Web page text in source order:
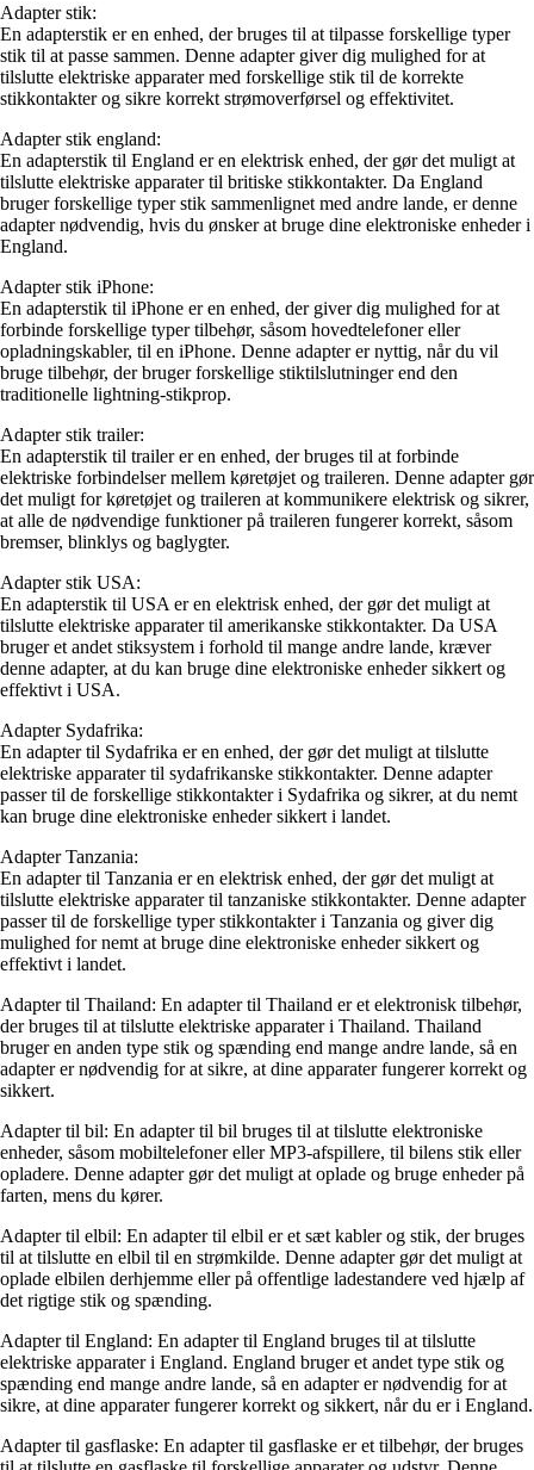
Adapter stik:
En adapterstik er en enhed, der bruges til at tilpasse forskellige typer
stik til at passe sammen. Denne adapter giver dig mulighed for at
tilslutte elektriske apparater med forskellige stik til de korrekte
stikkontakter og sikre korrekt strømoverførsel og effektivitet.
Adapter stik england:
En adapterstik til England er en elektrisk enhed, der gør det muligt at
tilslutte elektriske apparater til britiske stikkontakter. Da England
bruger forskellige typer stik sammenlignet med andre lande, er denne
adapter nødvendig, hvis du ønsker at bruge dine elektroniske enheder i
England.
Adapter stik iPhone:
En adapterstik til iPhone er en enhed, der giver dig mulighed for at
forbinde forskellige typer tilbehør, såsom hovedtelefoner eller
opladningskabler, til en iPhone. Denne adapter er nyttig, når du vil
bruge tilbehør, der bruger forskellige stiktilslutninger end den
traditionelle lightning-stikprop.
Adapter stik trailer:
En adapterstik til trailer er en enhed, der bruges til at forbinde
elektriske forbindelser mellem køretøjet og traileren. Denne adapter gør
det muligt for køretøjet og traileren at kommunikere elektrisk og sikrer,
at alle de nødvendige funktioner på traileren fungerer korrekt, såsom
bremser, blinklys og baglygter.
Adapter stik USA:
En adapterstik til USA er en elektrisk enhed, der gør det muligt at
tilslutte elektriske apparater til amerikanske stikkontakter. Da USA
bruger et andet stiksystem i forhold til mange andre lande, kræver
denne adapter, at du kan bruge dine elektroniske enheder sikkert og
effektivt i USA.
Adapter Sydafrika:
En adapter til Sydafrika er en enhed, der gør det muligt at tilslutte
elektriske apparater til sydafrikanske stikkontakter. Denne adapter
passer til de forskellige stikkontakter i Sydafrika og sikrer, at du nemt
kan bruge dine elektroniske enheder sikkert i landet.
Adapter Tanzania:
En adapter til Tanzania er en elektrisk enhed, der gør det muligt at
tilslutte elektriske apparater til tanzaniske stikkontakter. Denne adapter
passer til de forskellige typer stikkontakter i Tanzania og giver dig
mulighed for nemt at bruge dine elektroniske enheder sikkert og
effektivt i landet.
Adapter til Thailand: En adapter til Thailand er et elektronisk tilbehør,
der bruges til at tilslutte elektriske apparater i Thailand. Thailand
bruger en anden type stik og spænding end mange andre lande, så en
adapter er nødvendig for at sikre, at dine apparater fungerer korrekt og
sikkert.
Adapter til bil: En adapter til bil bruges til at tilslutte elektroniske
enheder, såsom mobiltelefoner eller MP3-afspillere, til bilens stik eller
opladere. Denne adapter gør det muligt at oplade og bruge enheder på
farten, mens du kører.
Adapter til elbil: En adapter til elbil er et sæt kabler og stik, der bruges
til at tilslutte en elbil til en strømkilde. Denne adapter gør det muligt at
oplade elbilen derhjemme eller på offentlige ladestandere ved hjælp af
det rigtige stik og spænding.
Adapter til England: En adapter til England bruges til at tilslutte
elektriske apparater i England. England bruger et andet type stik og
spænding end mange andre lande, så en adapter er nødvendig for at
sikre, at dine apparater fungerer korrekt og sikkert, når du er i England.
Adapter til gasflaske: En adapter til gasflaske er et tilbehør, der bruges